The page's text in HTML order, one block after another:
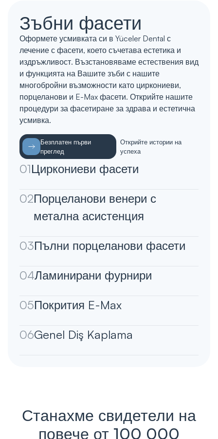
Зъбни фасети
Оформете усмивката си в Yüceler Dental с
лечение с фасети, което съчетава естетика и
издръжливост. Възстановяваме естествения вид
и функцията на Вашите зъби с нашите
многобройни възможности като циркониеви,
порцеланови и E-Max фасети. Открийте нашите
процедури за фасетиране за здрава и естетична
усмивка.
Безплатен първи
преглед
Открийте истории на
успеха
01Циркониеви фасети
02Порцеланови венери с
метална асистенция
03Пълни порцеланови фасети
04Ламинирани фурнири
05Покрития E-Max
06Genel Diş Kaplama
Станахме свидетели на
повече от 100 000